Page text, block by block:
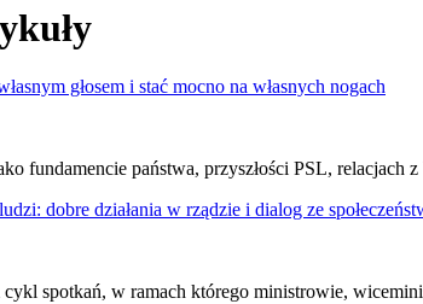
głosem i stać mocno na własnych nogach
fundamencie państwa, przyszłości PSL,
dobre działania w rządzie i dialog ze
cykl spotkań, w ramach którego ministrowie,